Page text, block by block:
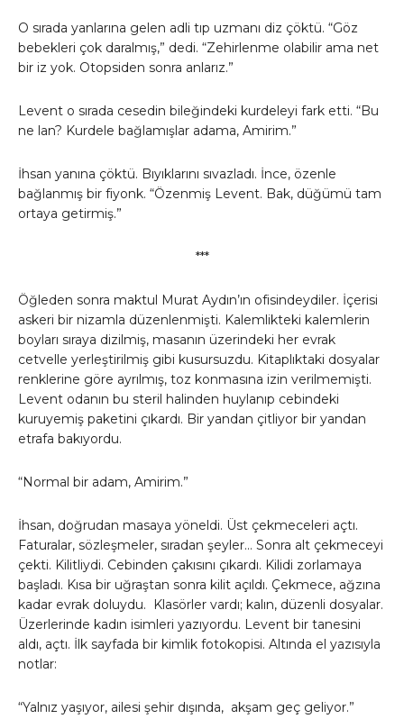
O sırada yanlarına gelen adli tıp uzmanı diz çöktü. “Göz
bebekleri çok daralmış,” dedi. “Zehirlenme olabilir ama net
bir iz yok. Otopsiden sonra anlarız.”
Levent o sırada cesedin bileğindeki kurdeleyi fark etti. “Bu
ne lan? Kurdele bağlamışlar adama, Amirim.”
İhsan yanına çöktü. Bıyıklarını sıvazladı. İnce, özenle
bağlanmış bir fiyonk. “Özenmiş Levent. Bak, düğümü tam
ortaya getirmiş.”
***
Öğleden sonra maktul Murat Aydın’ın ofisindeydiler. İçerisi
askeri bir nizamla düzenlenmişti. Kalemlikteki kalemlerin
boyları sıraya dizilmiş, masanın üzerindeki her evrak
cetvelle yerleştirilmiş gibi kusursuzdu. Kitaplıktaki dosyalar
renklerine göre ayrılmış, toz konmasına izin verilmemişti.
Levent odanın bu steril halinden huylanıp cebindeki
kuruyemiş paketini çıkardı. Bir yandan çitliyor bir yandan
etrafa bakıyordu.
“Normal bir adam, Amirim.”
İhsan, doğrudan masaya yöneldi. Üst çekmeceleri açtı.
Faturalar, sözleşmeler, sıradan şeyler… Sonra alt çekmeceyi
çekti. Kilitliydi. Cebinden çakısını çıkardı. Kilidi zorlamaya
başladı. Kısa bir uğraştan sonra kilit açıldı. Çekmece, ağzına
kadar evrak doluydu. Klasörler vardı; kalın, düzenli dosyalar.
Üzerlerinde kadın isimleri yazıyordu. Levent bir tanesini
aldı, açtı. İlk sayfada bir kimlik fotokopisi. Altında el yazısıyla
notlar:
“Yalnız yaşıyor, ailesi şehir dışında, akşam geç geliyor.”